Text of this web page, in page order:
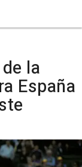
la
España